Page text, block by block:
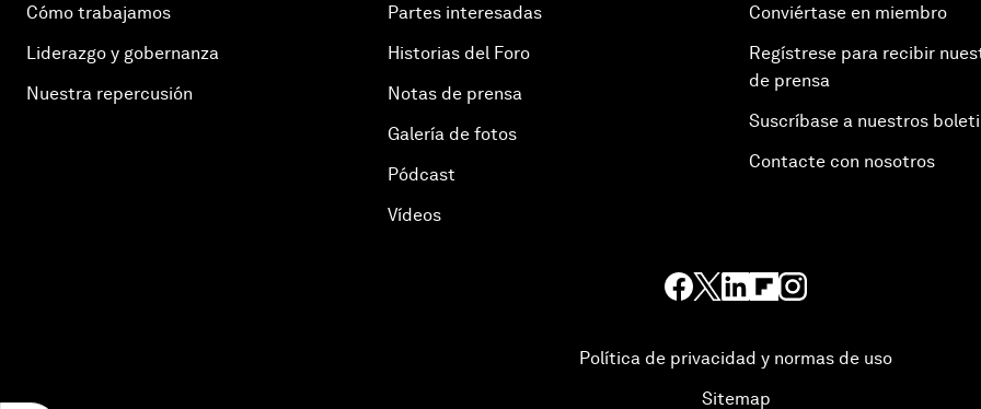
Cómo trabajamos
Liderazgo y gobernanza
Nuestra repercusión
Partes interesadas
Historias del Foro
Notas de prensa
Galería de fotos
Pódcast
Vídeos
Conviértase en miembro
Regístrese para recibir
de prensa
Suscríbase a nuestros
Contacte con nosotros
Política de privacidad y normas de uso
Sitemap